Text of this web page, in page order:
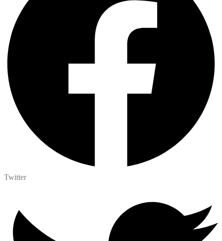
Twitter